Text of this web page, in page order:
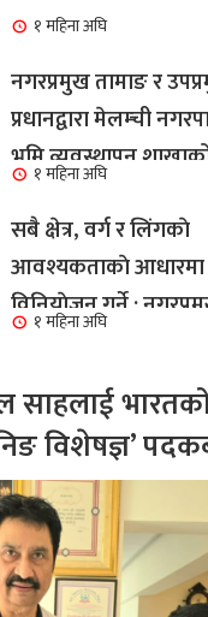
१ महिना अघि
नगरप्रमुख तामाङ र
प्रधानद्वारा मेलम्ची
भूमि व्यवस्थापन
कार्य सम्पन्न
१ महिना अघि
सबै क्षेत्र, वर्ग र लिंगकाे
आवश्यकताकाे
विनियाेजन गर्ने :
तामाङ
१ महिना अघि
साहलाई
विशेषज्ञ’